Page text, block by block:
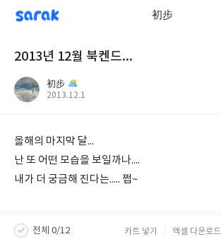
sarak 初步
2013년 12월 북켄드...
初步
작
2013.12.1
올해의 마지막 달...
난 또 어떤 모습을 보일까나....
내가 더 궁금해 진다는..... 쩝~
전체 0/12 카트 넣기 엑셀 다운로드